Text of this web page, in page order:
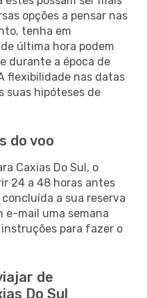
opções a pensar nas
tenha em
última hora podem
durante a época de
flexibilidade nas datas
suas hipóteses de
do voo
Caxias Do Sul, o
24 a 48 horas antes
a sua reserva
e-mail uma semana
para fazer o
de
Do Sul